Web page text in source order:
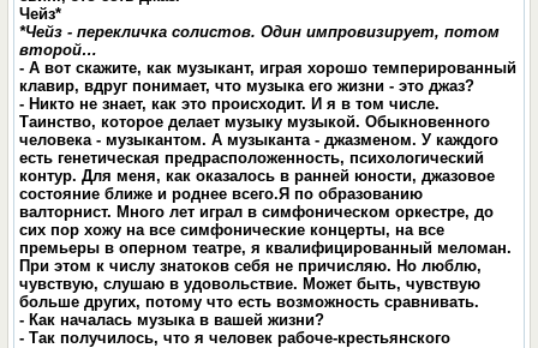
Чейз*
*Чейз - перекличка солистов. Один импровизирует, потом
второй…
- А вот скажите, как музыкант, играя хорошо темперированный
клавир, вдруг понимает, что музыка его жизни - это джаз?
- Никто не знает, как это происходит. И я в том числе.
Таинство, которое делает музыку музыкой. Обыкновенного
человека - музыкантом. А музыканта - джазменом. У каждого
есть генетическая предрасположенность, психологический
контур. Для меня, как оказалось в ранней юности, джазовое
состояние ближе и роднее всего.Я по образованию
валторнист. Много лет играл в симфоническом оркестре, до
сих пор хожу на все симфонические концерты, на все
премьеры в оперном театре, я квалифицированный меломан.
При этом к числу знатоков себя не причисляю. Но люблю,
чувствую, слушаю в удовольствие. Может быть, чувствую
больше других, потому что есть возможность сравнивать.
- Как началась музыка в вашей жизни?
- Так получилось, что я человек рабоче-крестьянского